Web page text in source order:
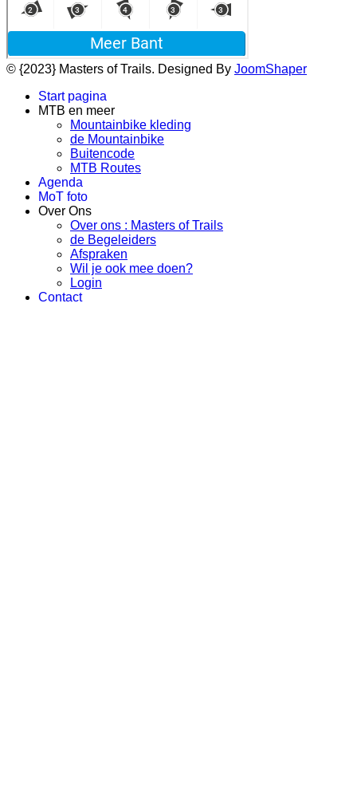
© {2023} Masters of Trails. Designed By JoomShaper
Start pagina
MTB en meer
Mountainbike kleding
de Mountainbike
Buitencode
MTB Routes
Agenda
MoT foto
Over Ons
Over ons : Masters of Trails
de Begeleiders
Afspraken
Wil je ook mee doen?
Login
Contact